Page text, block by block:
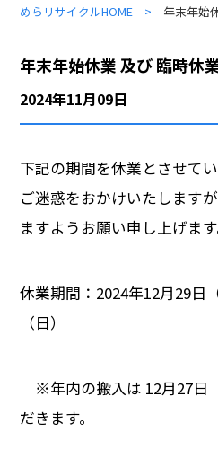
よくあるご質問
会社概要
採用情報
めらリサイクルHOME > 年末年始
年末年始休業 及び 臨時休
2024年11月09日
下記の期間を休業とさせてい
ご迷惑をおかけいたします
ますようお願い申し上げます
休業期間：2024年12月29日
（日）
※年内の搬入は 12月27日
だきます。